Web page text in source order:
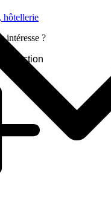
hôtellerie
intéresse ?
sélection